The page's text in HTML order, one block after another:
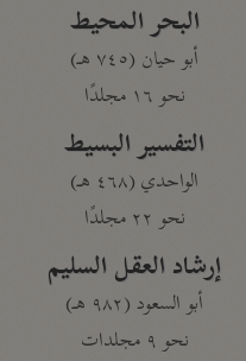
البحر المحيط
أبو حيان (٧٤٥ هـ)
نحو ١٦ مجلدًا
التفسير البسيط
الواحدي (٤٦٨ هـ)
نحو ٢٢ مجلدًا
إرشاد العقل السليم
أبو السعود (٩٨٢ هـ)
نحو ٩ مجلدات